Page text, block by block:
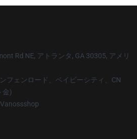
Rd NE, アトランタ, GA 30305, アメリ
フェンロード、ベイビーシティ、CN
金)